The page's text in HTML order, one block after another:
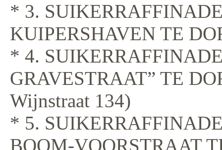
* 3.
KUIPERSHAVEN TE
* 4.
GRAVESTRAAT” TE
Wijnstraat 134)
* 5.
BOOM-VOORSTRAAT